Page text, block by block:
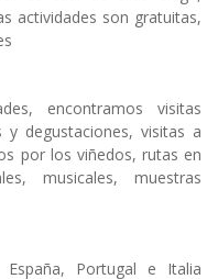
actividades son gratuitas,
encontramos visitas
y degustaciones, visitas a
por los viñedos, rutas en
musicales, muestras
Portugal e Italia